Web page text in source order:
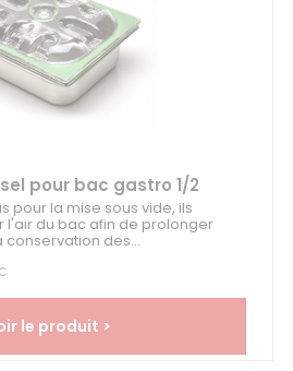
pour bac gastro 1/2
pour la mise sous vide, ils
l'air du bac afin de prolonger
des...
le produit >